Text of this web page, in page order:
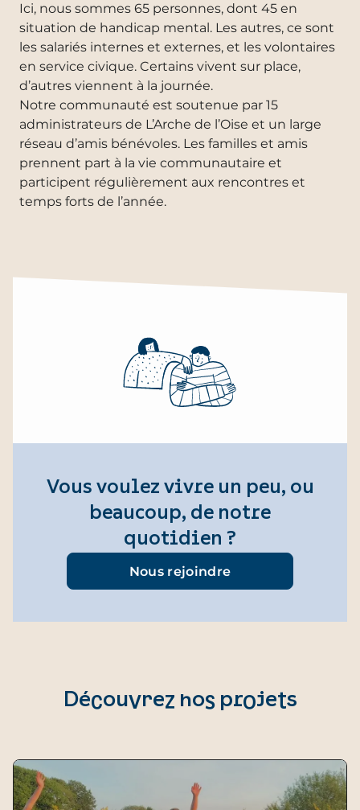
Ici, nous sommes 65 personnes, dont 45 en
situation de handicap mental. Les autres, ce sont
les salariés internes et externes, et les volontaires
en service civique. Certains vivent sur place,
d’autres viennent à la journée.
Notre communauté est soutenue par 15
administrateurs de L’Arche de l’Oise et un large
réseau d’amis bénévoles. Les familles et amis
prennent part à la vie communautaire et
participent régulièrement aux rencontres et
temps forts de l’année.
Vous voulez vivre un peu, ou
beaucoup, de notre
quotidien ?
Nous rejoindre
Découvrez nos projets